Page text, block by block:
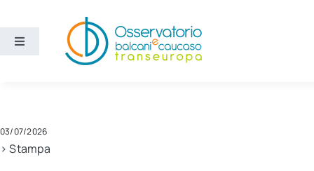
contenuto
Toggle
Temi
03/07/2026
> Stampa